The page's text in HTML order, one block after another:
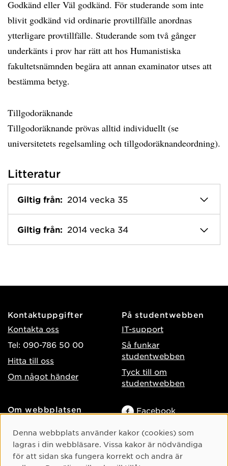
Godkänd eller Väl godkänd. För studerande som inte
blivit godkänd vid ordinarie provtillfälle anordnas
ytterligare provtillfälle. Studerande som två gånger
underkänts i prov har rätt att hos Humanistiska
fakultetsnämnden begära att annan examinator utses att
bestämma betyg.
Tillgodoräknande
Tillgodoräknande prövas alltid individuellt (se
universitetets regelsamling och tillgodoräknandeordning).
Litteratur
Giltig från: 2014 vecka 35
Giltig från: 2014 vecka 34
Kontaktuppgifter
Kontakta oss
Tel: 090-786 50 00
Hitta till oss
Om något händer
På studentwebben
IT-support
Så funkar
studentwebben
Tyck till om
studentwebben
Om webbplatsen
Behandling av
personuppgifter
Facebook
TikTok
Youtube
Cookie-samtycke
Denna webbplats använder kakor (cookies) som
lagras i din webbläsare. Vissa kakor är nödvändiga
för att sidan ska fungera korrekt och andra är